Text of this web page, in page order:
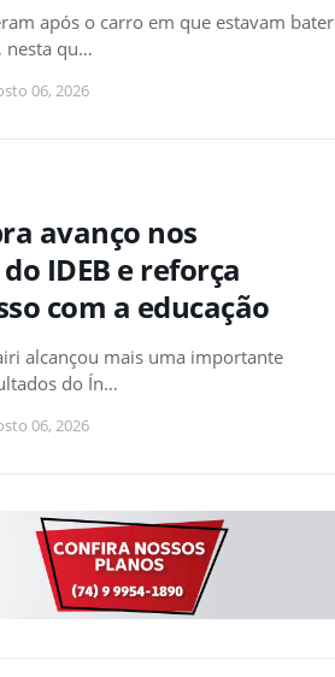
após o carro em que estavam bater
nesta qu…
06, 2026
avanço nos
IDEB e reforça
com a educação
alcançou mais uma importante
do Ín…
06, 2026